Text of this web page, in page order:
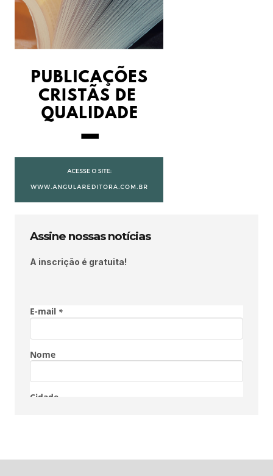
Assine nossas notícias
A inscrição é gratuita!